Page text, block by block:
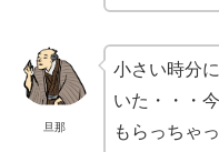
旦那
小さい時分
いた・・・
もらっちゃ